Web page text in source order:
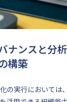
ナンスと分
構築
の実行においては